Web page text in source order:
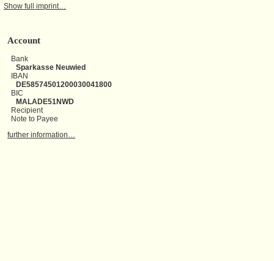
Show full imprint…
Account
Bank
Sparkasse Neuwied
IBAN
DE58574501200030041800
BIC
MALADE51NWD
Recipient
Note to Payee
further information…